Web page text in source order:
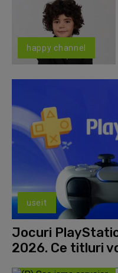
happy channel
useit
Jocuri
2026. Ce titluri